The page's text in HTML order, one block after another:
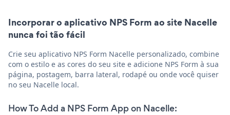
Incorporar o aplicativo NPS Form ao site Nacelle
nunca foi tão fácil
Crie seu aplicativo NPS Form Nacelle personalizado, combine
com o estilo e as cores do seu site e adicione NPS Form à sua
página, postagem, barra lateral, rodapé ou onde você quiser
no seu Nacelle local.
How To Add a NPS Form App on Nacelle: